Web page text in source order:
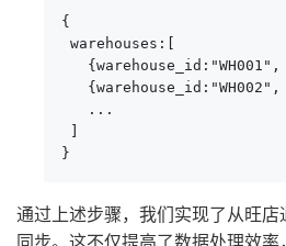
{
warehouses:[
   ...
}
通过上述步骤，我们实现了从旺